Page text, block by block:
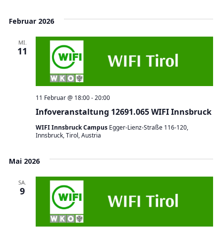
Februar 2026
MI.
11
Infoveranstaltung 12691.065 WIFI Innsbruck
11 Februar @ 18:00-20:00
WIFI Innsbruck Campus Egger-Lienz-Straße 116-120,
Innsbruck, Tirol, Austria
Mai 2026
SA.
9